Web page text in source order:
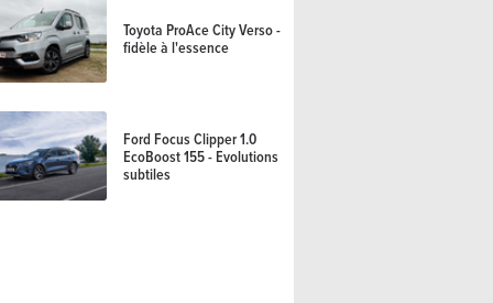
Toyota ProAce City Verso -
fidèle à l'essence
Ford Focus Clipper 1.0
EcoBoost 155 - Evolutions
subtiles